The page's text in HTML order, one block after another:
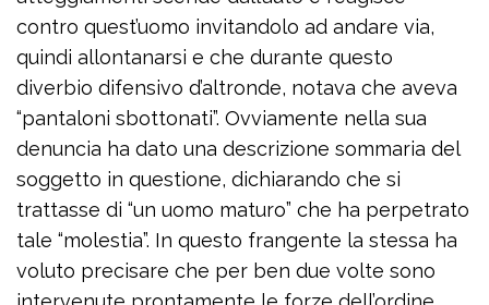
contro quest’uomo invitandolo ad andare via,
quindi allontanarsi e che durante questo
diverbio difensivo d’altronde, notava che aveva
“pantaloni sbottonati”. Ovviamente nella sua
denuncia ha dato una descrizione sommaria del
soggetto in questione, dichiarando che si
trattasse di “un uomo maturo” che ha perpetrato
tale “molestia”. In questo frangente la stessa ha
voluto precisare che per ben due volte sono